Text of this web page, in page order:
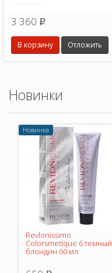
3 360 p
В корзину Отложить
Новинки
Новинка
Revlonissimo
Colorsmetique 6 темный
блондин 60 мл